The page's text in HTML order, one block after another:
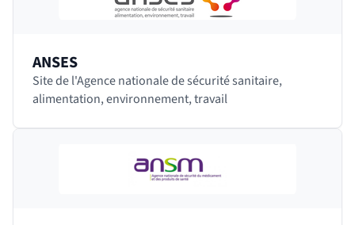
ANSES
Site de l'Agence nationale de sécurité sanitaire,
alimentation, environnement, travail